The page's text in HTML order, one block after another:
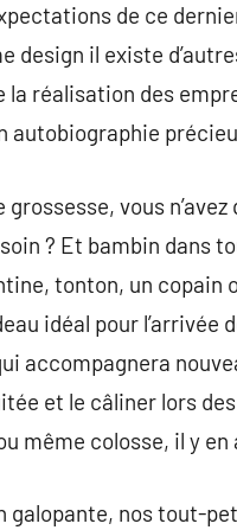
de ce
design il existe
la réalisation des
autobiographie
grossesse, vous
? Et bambin dans
tonton, un copain
idéal pour l’arrivée
accompagnera
et le câliner lors
même colosse, il y
galopante, nos tout-